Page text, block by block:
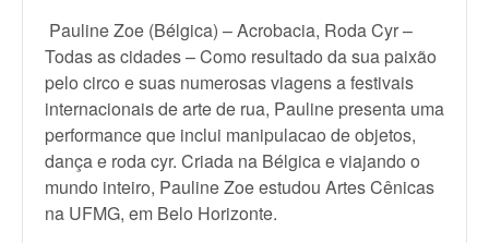
Pauline Zoe (Bélgica) – Acrobacia, Roda Cyr –
Todas as cidades – Como resultado da sua paixão
pelo circo e suas numerosas viagens a festivais
internacionais de arte de rua, Pauline presenta uma
performance que inclui manipulacao de objetos,
dança e roda cyr. Criada na Bélgica e viajando o
mundo inteiro, Pauline Zoe estudou Artes Cênicas
na UFMG, em Belo Horizonte.